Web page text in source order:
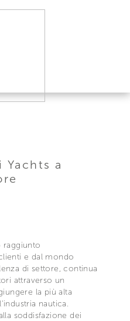
a
raggiunto
e dal mondo
di settore, continua
attraverso un
la più alta
nautica.
soddisfazione dei